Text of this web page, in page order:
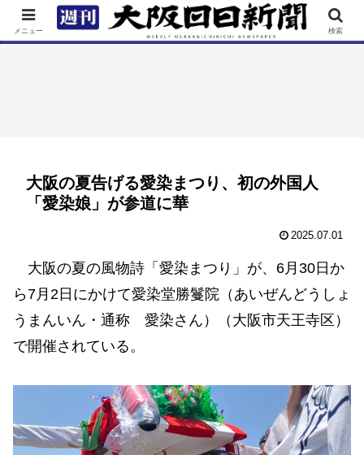
TOP 特集 ニュース 連載 街ネタ イベント
大阪の夏告げる愛染まつり、初の外国人
「愛染娘」が参道に華
2025.07.01
大阪の夏の風物詩「愛染まつり」が、6月30日か
ら7月2日にかけて愛染堂勝鬘院（あいぜんどうしょ
うまんいん・通称 愛染さん）（大阪市天王寺区）
で開催されている。
メニュー 検索